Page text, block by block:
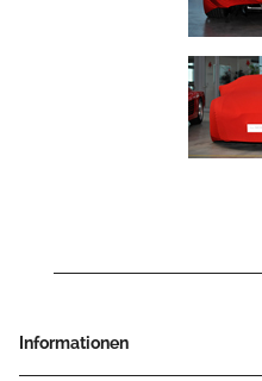
Informationen